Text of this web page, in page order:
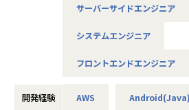
└入社直後は毎月、その後は隔月で面談
└日常的に連絡しやすく、安心して話せ
◆落ち着いた環境で、長く働きたい方へ
OKの案件も多く、週2～3日出社が基本
現場には教育担当がつき、月1回の面談
にも柔軟に対応しています。
サーバーサイドエンジニア
システムエンジニア
フロントエンドエンジニア
開発経験 AWS Android(Java)